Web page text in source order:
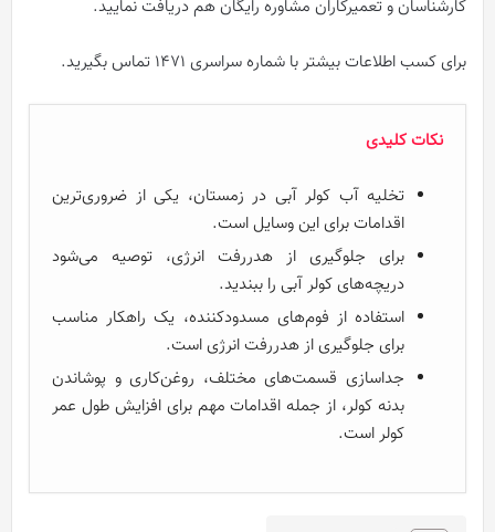
کارشناسان و تعمیرکاران مشاوره رایگان هم دریافت نمایید.
برای کسب اطلاعات بیشتر با شماره سراسری ۱۴۷۱ تماس بگیرید.
نکات کلیدی
تخلیه آب کولر آبی در زمستان، یکی از ضروری‌ترین
اقدامات برای این وسایل است.
برای جلوگیری از هدررفت انرژی، توصیه می‌شود
دریچه‌های کولر آبی را ببندید.
استفاده از فوم‌های مسدودکننده، یک راهکار مناسب
برای جلوگیری از هدررفت انرژی است.
جداسازی قسمت‌های مختلف، روغن‌کاری و پوشاندن
بدنه کولر، از جمله اقدامات مهم برای افزایش طول عمر
کولر است.